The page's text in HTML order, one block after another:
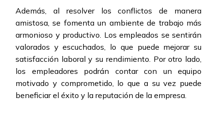
Además, al resolver los conflictos de manera
amistosa, se fomenta un ambiente de trabajo más
armonioso y productivo. Los empleados se sentirán
valorados y escuchados, lo que puede mejorar su
satisfacción laboral y su rendimiento. Por otro lado,
los empleadores podrán contar con un equipo
motivado y comprometido, lo que a su vez puede
beneficiar el éxito y la reputación de la empresa.